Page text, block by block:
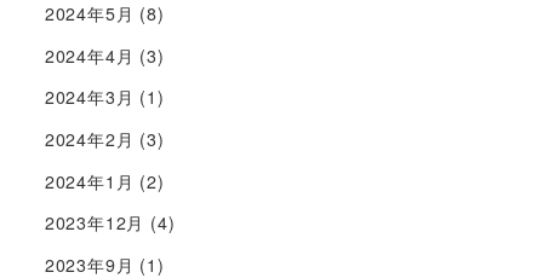
2024年5月 (8)
2024年4月 (3)
2024年3月 (1)
2024年2月 (3)
2024年1月 (2)
2023年12月 (4)
2023年9月 (1)